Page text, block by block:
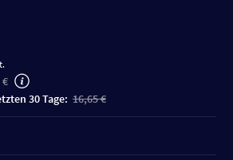
€
30 Tage: 16,65 €